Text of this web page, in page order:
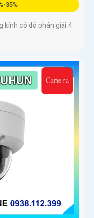
35%
kính có độ phân giải 4